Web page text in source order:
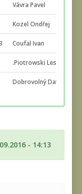
Vávra Pavel
Kozel Ondřej
Coufal Ivan
.Piotrowski Leszek
Dobrovolný David
- 14:13